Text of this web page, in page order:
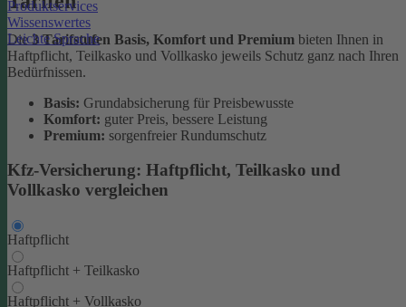
Produktservices
Wissenswertes
Leichte Sprache
Die3 Tarifstufen Basis, Komfort und Premium bieten Ihnen in
Haftpflicht, Teilkasko und Vollkasko jeweils Schutz ganz nach Ihren
Bedürfnissen.
Basis: Grundabsicherung für Preisbewusste
Komfort: guter Preis, bessere Leistung
Premium: sorgenfreier Rundumschutz
Kfz-Versicherung: Haftpflicht, Teilkasko und
Vollkasko vergleichen
Haftpflicht
Haftpflicht + Teilkasko
Haftpflicht + Vollkasko